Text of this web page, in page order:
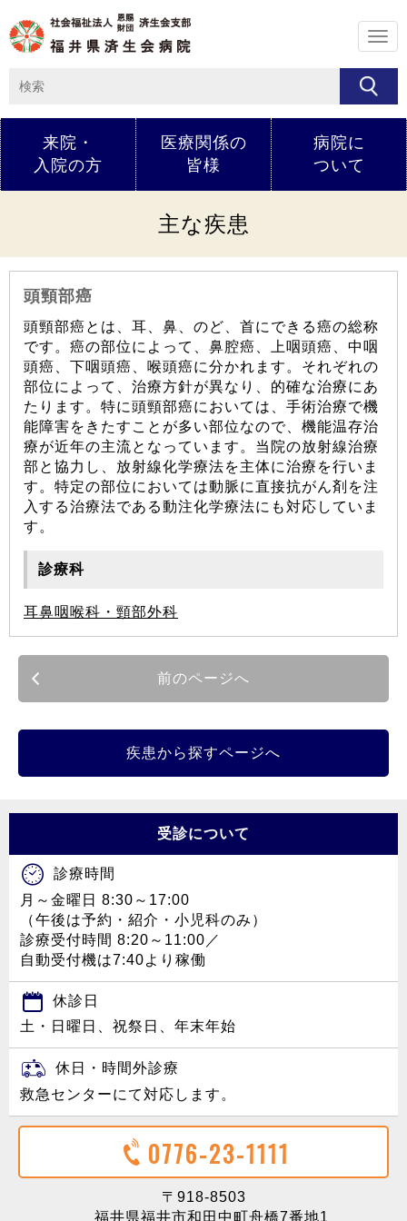
メ
ニ
ュ
来院・
入院の方
医療関係の
皆様
病院に
ついて
主な疾患
頭頸部癌
頭頸部癌とは、耳、鼻、のど、首にできる癌の総称
です。癌の部位によって、鼻腔癌、上咽頭癌、中咽
頭癌、下咽頭癌、喉頭癌に分かれます。それぞれの
部位によって、治療方針が異なり、的確な治療にあ
たります。特に頭頸部癌においては、手術治療で機
能障害をきたすことが多い部位なので、機能温存治
療が近年の主流となっています。当院の放射線治療
部と協力し、放射線化学療法を主体に治療を行いま
す。特定の部位においては動脈に直接抗がん剤を注
入する治療法である動注化学療法にも対応していま
す。
診療科
耳鼻咽喉科・頸部外科
前のページへ
疾患から探すページへ
受診について
診療時間
月～金曜日 8:30～17:00
（午後は予約・紹介・小児科のみ）
診療受付時間 8:20～11:00／
自動受付機は7:40より稼働
休診日
土・日曜日、祝祭日、年末年始
休日・時間外診療
救急センターにて対応します。
0776-23-1111
〒918-8503
福井県福井市和田中町舟橋7番地1